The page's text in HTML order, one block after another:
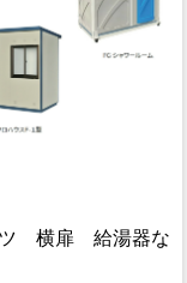
横扉 給湯器な